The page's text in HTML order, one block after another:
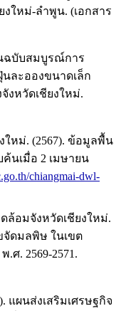
งใหม่-ลำพูน. (เอกสาร
ฉบับสมบูรณ์การ
ละอองขนาดเล็ก
งหวัดเชียงใหม่.
หม่. (2567). ข้อมูลพื้น
นเมื่อ 2 เมษายน
chiangmai-dwl-
ล้อมจังหวัดเชียงใหม่.
จัดมลพิษ ในเขต
ศ. 2569-2571.
แผนส่งเสริมเศรษฐกิจ